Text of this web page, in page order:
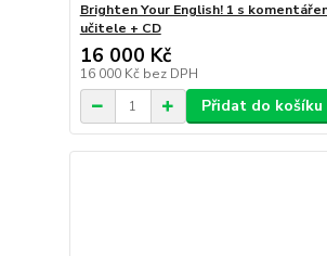
Brighten Your English! 1 s
učitele + CD
16 000 Kč
16 000 Kč bez DPH
Přidat do košíku